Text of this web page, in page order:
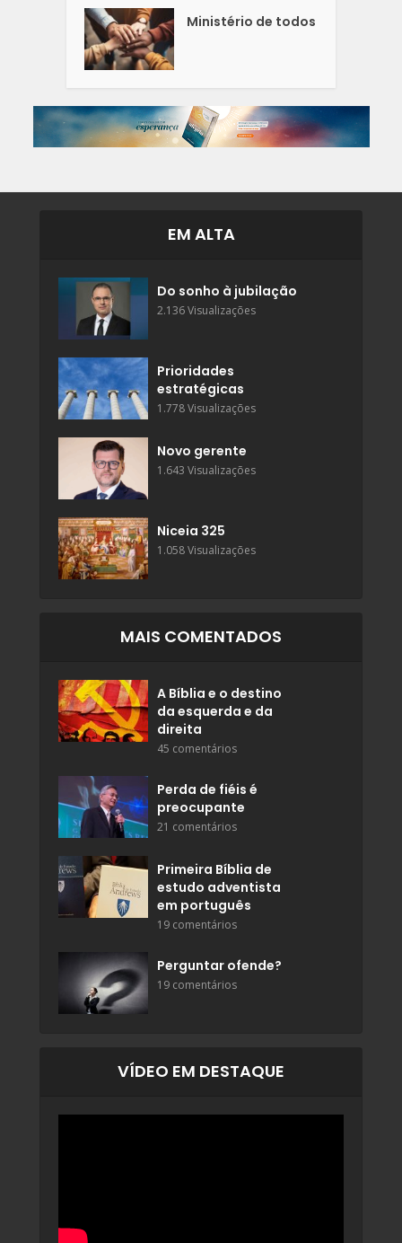
Ministério de todos
EM ALTA
Do sonho à jubilação
2.136 Visualizações
Prioridades
estratégicas
1.778 Visualizações
Novo gerente
1.643 Visualizações
Niceia 325
1.058 Visualizações
MAIS COMENTADOS
A Bíblia e o destino
da esquerda e da
direita
45 comentários
Perda de fiéis é
preocupante
21 comentários
Primeira Bíblia de
estudo adventista
em português
19 comentários
Perguntar ofende?
19 comentários
VÍDEO EM DESTAQUE